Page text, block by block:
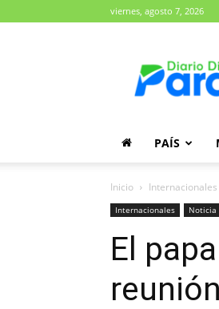
viernes, agosto 7, 2026
PAÍS
Inicio Internacionales
Internacionales Noticia
El